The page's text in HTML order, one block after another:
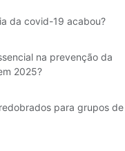
da covid-19 acabou?
na prevenção da
2025?
para grupos de